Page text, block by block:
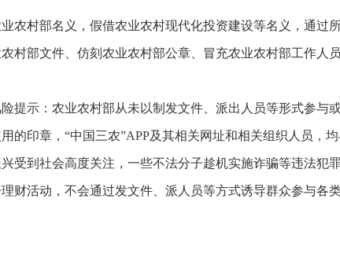
农村部名义，假借农业农村现代化投资建设等名义，通过
村部文件、仿刻农业农村部公章、冒充农业农村部工作人
提示：农业农村部从未以制发文件、派出人员等形式参与
的印章，“中国三农”APP及其相关网址和相关组织人员，
受到社会高度关注，一些不法分子趁机实施诈骗等违法犯
财活动，不会通过发文件、派人员等方式诱导群众参与各